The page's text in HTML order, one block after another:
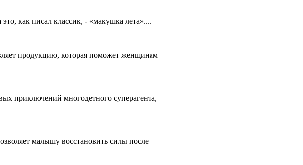
как писал классик, - «макушка лета»....
продукцию, которая поможет женщинам
приключений многодетного суперагента,
малышу восстановить силы после